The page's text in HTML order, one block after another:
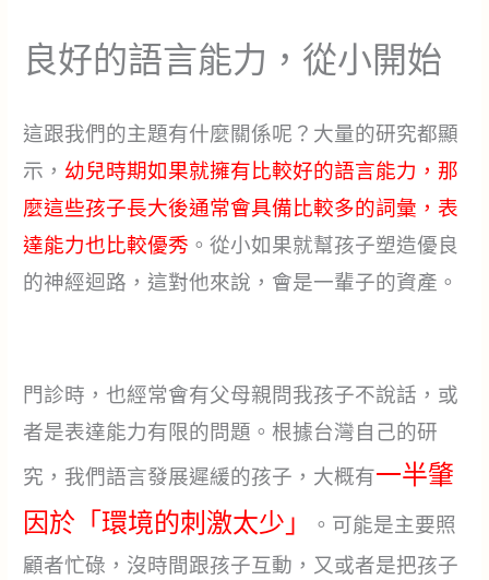
良好的語言能力，從小開始
這跟我們的主題有什麼關係呢？大量的研究都顯
示， 幼兒時期如果就擁有比較好的語言能力，那
麼這些孩子長大後通常會具備比較多的詞彙，表
達能力也比較優秀 。從小如果就幫孩子塑造優良
的神經迴路，這對他來說，會是一輩子的資產。
門診時，也經常會有父母親問我孩子不說話，或
者是表達能力有限的問題。根據台灣自己的研
究，我們語言發展遲緩的孩子，大概有一半肇
因於「環境的刺激太少」
。可能是主要照
顧者忙碌，沒時間跟孩子互動，又或者是把孩子